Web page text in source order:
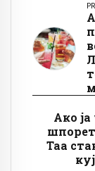
Ако
Таа